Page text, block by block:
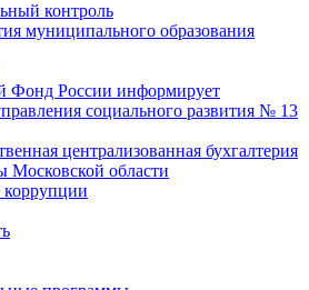
контроль
муниципального образования
Фонд России информирует
социального развития № 13
централизованная бухгалтерия
Московской области
коррупции